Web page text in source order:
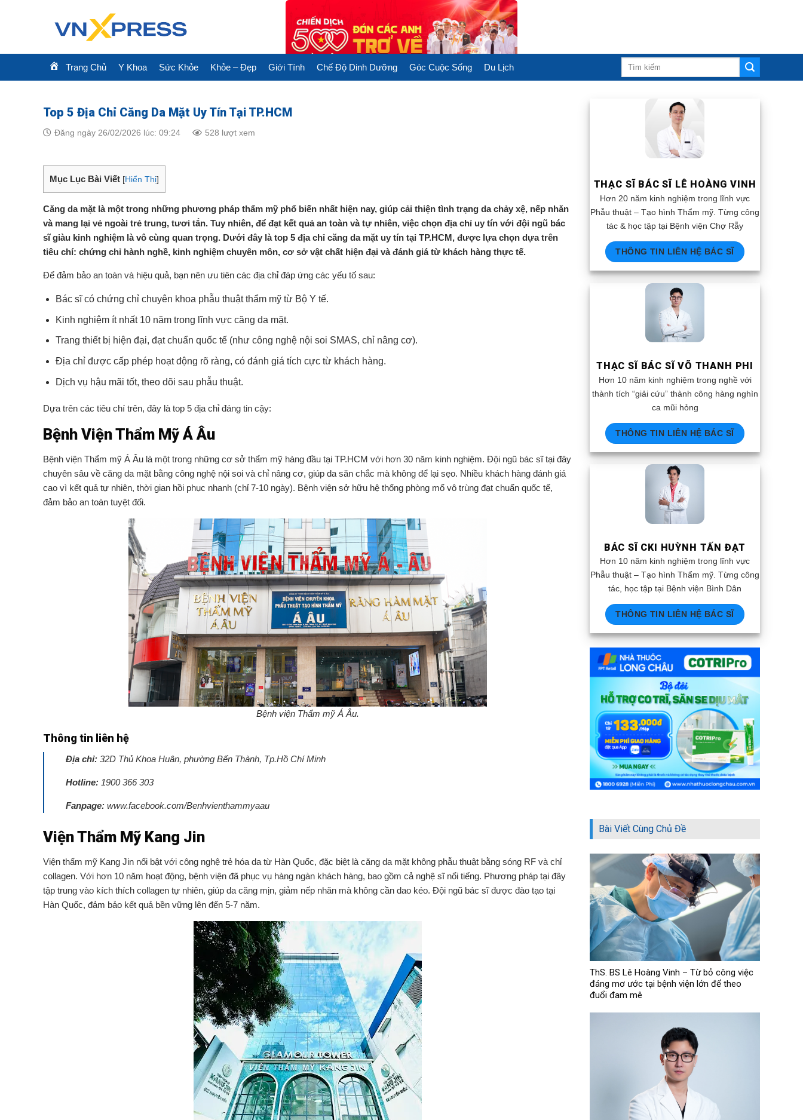
Trang Chủ Y Khoa Sức Khỏe Khỏe – Đẹp Giới Tính Chế Độ Dinh Dưỡng Góc Cuộc Sống Du Lịch
Top 5 Địa Chỉ Căng Da Mặt Uy Tín Tại TP.HCM
Đăng ngày 26/02/2026 lúc: 09:24 528 lượt xem
Mục Lục Bài Viết [Hiển Thị]
Căng da mặt là một trong những phương pháp thẩm mỹ phổ biến nhất hiện nay, giúp cải thiện tình trạng da chảy xệ, nếp nhăn
và mang lại vẻ ngoài trẻ trung, tươi tắn. Tuy nhiên, để đạt kết quả an toàn và tự nhiên, việc chọn địa chỉ uy tín với đội ngũ bác
sĩ giàu kinh nghiệm là vô cùng quan trọng. Dưới đây là top 5 địa chỉ căng da mặt uy tín tại TP.HCM, được lựa chọn dựa trên
tiêu chí: chứng chỉ hành nghề, kinh nghiệm chuyên môn, cơ sở vật chất hiện đại và đánh giá từ khách hàng thực tế.
Để đảm bảo an toàn và hiệu quả, bạn nên ưu tiên các địa chỉ đáp ứng các yếu tố sau:
Bác sĩ có chứng chỉ chuyên khoa phẫu thuật thẩm mỹ từ Bộ Y tế.
Kinh nghiệm ít nhất 10 năm trong lĩnh vực căng da mặt.
Trang thiết bị hiện đại, đạt chuẩn quốc tế (như công nghệ nội soi SMAS, chỉ nâng cơ).
Địa chỉ được cấp phép hoạt động rõ ràng, có đánh giá tích cực từ khách hàng.
Dịch vụ hậu mãi tốt, theo dõi sau phẫu thuật.
Dựa trên các tiêu chí trên, đây là top 5 địa chỉ đáng tin cậy:
Bệnh Viện Thẩm Mỹ Á Âu
Bệnh viện Thẩm mỹ Á Âu là một trong những cơ sở thẩm mỹ hàng đầu tại TP.HCM với hơn 30 năm kinh nghiệm. Đội ngũ bác sĩ tại đây
chuyên sâu về căng da mặt bằng công nghệ nội soi và chỉ nâng cơ, giúp da săn chắc mà không để lại sẹo. Nhiều khách hàng đánh giá
cao vì kết quả tự nhiên, thời gian hồi phục nhanh (chỉ 7-10 ngày). Bệnh viện sở hữu hệ thống phòng mổ vô trùng đạt chuẩn quốc tế,
đảm bảo an toàn tuyệt đối.
Bệnh viện Thẩm mỹ Á Âu.
Thông tin liên hệ
Địa chỉ: 32D Thủ Khoa Huân, phường Bến Thành, Tp.Hồ Chí Minh
Hotline: 1900 366 303
Fanpage: www.facebook.com/Benhvienthammyaau
Viện Thẩm Mỹ Kang Jin
Viện thẩm mỹ Kang Jin nổi bật với công nghệ trẻ hóa da từ Hàn Quốc, đặc biệt là căng da mặt không phẫu thuật bằng sóng RF và chỉ
collagen. Với hơn 10 năm hoạt động, bệnh viện đã phục vụ hàng ngàn khách hàng, bao gồm cả nghệ sĩ nổi tiếng. Phương pháp tại đây
tập trung vào kích thích collagen tự nhiên, giúp da căng mịn, giảm nếp nhăn mà không cần dao kéo. Đội ngũ bác sĩ được đào tạo tại
Hàn Quốc, đảm bảo kết quả bền vững lên đến 5-7 năm.
THẠC SĨ BÁC SĨ LÊ HOÀNG VINH
Hơn 20 năm kinh nghiệm trong lĩnh vực
Phẫu thuật – Tạo hình Thẩm mỹ. Từng công
tác & học tập tại Bệnh viện Chợ Rẫy
THÔNG TIN LIÊN HỆ BÁC SĨ
THẠC SĨ BÁC SĨ VÕ THANH PHI
Hơn 10 năm kinh nghiệm trong nghề với
thành tích “giải cứu” thành công hàng nghìn
ca mũi hỏng
THÔNG TIN LIÊN HỆ BÁC SĨ
BÁC SĨ CKI HUỲNH TẤN ĐẠT
Hơn 10 năm kinh nghiệm trong lĩnh vực
Phẫu thuật – Tạo hình Thẩm mỹ. Từng công
tác, học tập tại Bệnh viện Bình Dân
THÔNG TIN LIÊN HỆ BÁC SĨ
Bài Viết Cùng Chủ Đề
ThS. BS Lê Hoàng Vinh – Từ bỏ công việc
đáng mơ ước tại bệnh viện lớn để theo
đuổi đam mê